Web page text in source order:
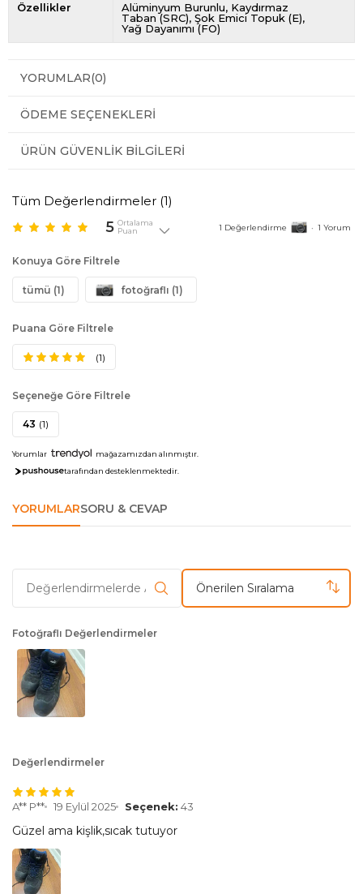
Özellikler Alüminyum Burunlu Kaydırmaz
Taban (SRC) Şok Emici Topuk (E)
Yağ Dayanımı (FO)
YORUMLAR(0)
ÖDEME SEÇENEKLERI
ÜRÜN GÜVENLIK BILGILERI
Tüm Değerlendirmeler (1)
5 Ortalama
Puan
1 Değerlendirme • 1 Yorum
Konuya Göre Filtrele
tümü (1) fotoğraflı (1)
Puana Göre Filtrele
(1)
Seçeneğe Göre Filtrele
43 (1)
Yorumlar
mağazamızdan alınmıştır.
tarafından desteklenmektedir.
YORUMLARSORU & CEVAP
Önerilen Sıralama
Fotoğraflı Değerlendirmeler
Değerlendirmeler
A** P** 19 Eylül 2025 Seçenek: 43
Güzel ama kişlik,sıcak tutuyor